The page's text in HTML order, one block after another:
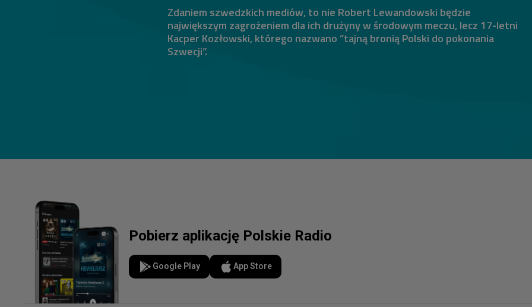
Zdaniem szwedzkich mediów, to nie Robert Lewandowski będzie
największym zagrożeniem dla ich drużyny w środowym meczu, lecz 17-letni
Kacper Kozłowski, którego nazwano ”tajną bronią Polski do pokonania
Szwecji”.
Pobierz aplikację Polskie Radio
Google Play App Store